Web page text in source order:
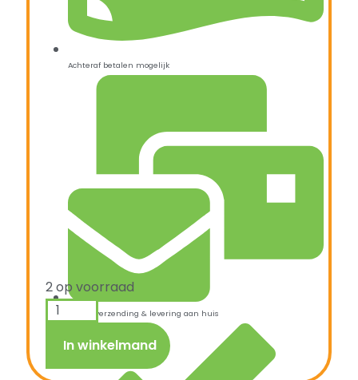
Achteraf betalen mogelijk
Snelle verzending & levering aan huis
2 op voorraad
In winkelmand